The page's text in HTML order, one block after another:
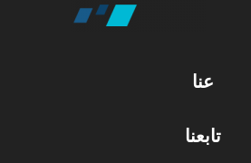
عنا
تابعنا